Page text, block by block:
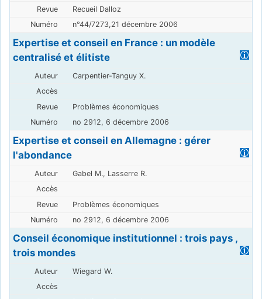
Recueil Dalloz
n°44/7273,21 décembre 2006
Expertise et conseil en France : un modèle
centralisé et élitiste
Carpentier-Tanguy X.
Problèmes économiques
no 2912, 6 décembre 2006
Expertise et conseil en Allemagne : gérer
l'abondance
Gabel M., Lasserre R.
Problèmes économiques
no 2912, 6 décembre 2006
Conseil économique institutionnel : trois pays ,
trois mondes
Wiegard W.